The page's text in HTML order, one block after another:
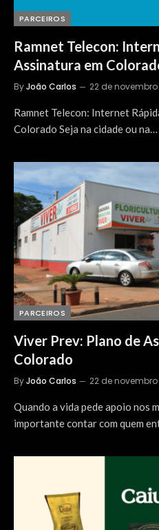
PARCEIROS
Ramnet Telecon:
Assinatura em
ByJoão Carlos 22 de
Ramnet Telecon: Internet
Colorado Seja na cidade ou na…
PARCEIROS
Viver Prev: Plano de
Colorado
ByJoão Carlos 22 de
Quando a vida pede apoio nos
importante contar com quem